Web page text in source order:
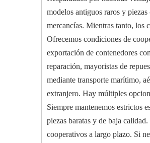
modelos antiguos raros y
mercancías. Mientras tanto, los
Ofrecemos condiciones de
exportación de contenedores
reparación, mayoristas de
mediante transporte marítimo,
extranjero. Hay múltiples
Siempre mantenemos estrictos
piezas baratas y de baja
cooperativos a largo plazo. Si